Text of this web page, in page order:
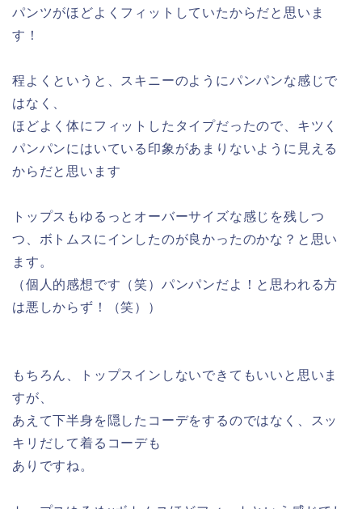
パンツがほどよくフィットしていたからだと思いま
す！
程よくというと、スキニーのようにパンパンな感じで
はなく、
ほどよく体にフィットしたタイプだったので、キツく
パンパンにはいている印象があまりないように見える
からだと思います
トップスもゆるっとオーバーサイズな感じを残しつ
つ、ボトムスにインしたのが良かったのかな？と思い
ます。
（個人的感想です（笑）パンパンだよ！と思われる方
は悪しからず！（笑））
もちろん、トップスインしないできてもいいと思いま
すが、
あえて下半身を隠したコーデをするのではなく、スッ
キリだして着るコーデも
ありですね。